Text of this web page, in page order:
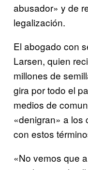
abusador» y de
legalización.
El abogado con
Larsen, quien
millones de
gira por todo el
medios de
«denigran» a los
con estos
«No vemos que